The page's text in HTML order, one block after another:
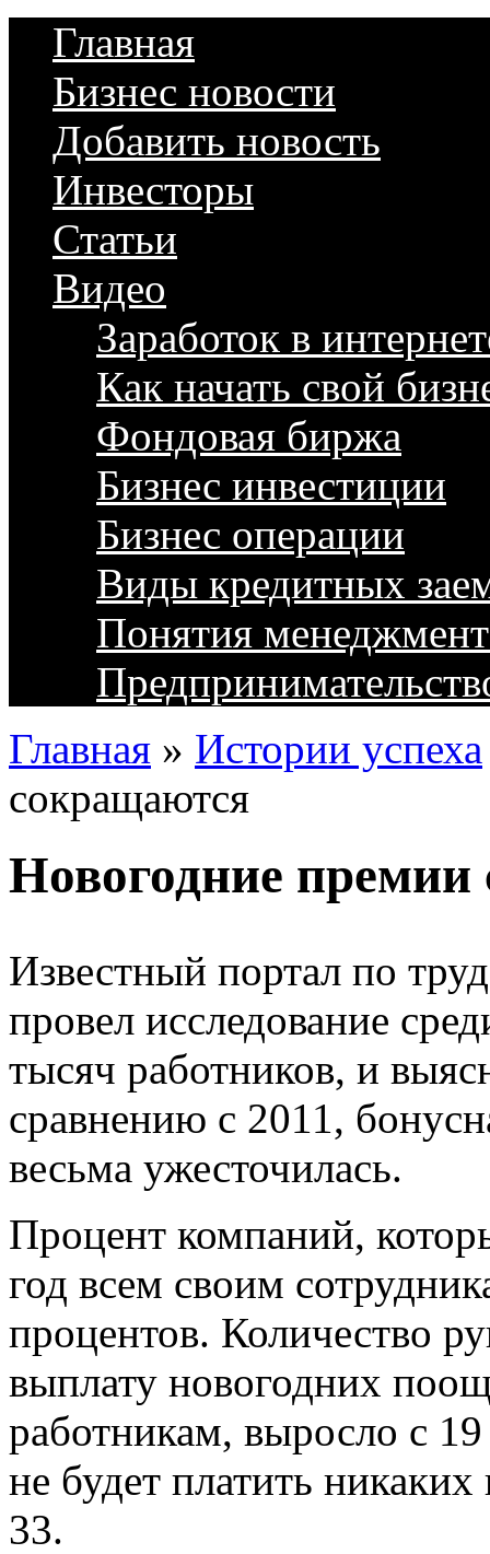
Главная
Бизнес новости
Добавить новость
Инвесторы
Статьи
Видео
Заработок в
Как начать свой
Фондовая биржа
Бизнес инвестиции
Бизнес операции
Виды кредитных
Понятия
Главная » Истории успеха
сокращаются
Новогодние
Известный портал по
провел исследование
тысяч работников, и
сравнению с 2011,
весьма ужесточилась.
Процент компаний,
год всем своим
процентов. Количество
выплату новогодних
работникам, выросло с
не будет платить
33.